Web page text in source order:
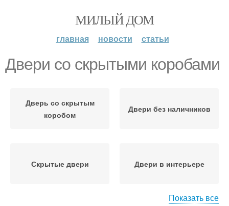
МИЛЫЙ ДОМ
главная новости статьи
Двери со скрытыми коробами
Дверь со скрытым
коробом
Двери без наличников
Скрытые двери Двери в интерьере
Показать все